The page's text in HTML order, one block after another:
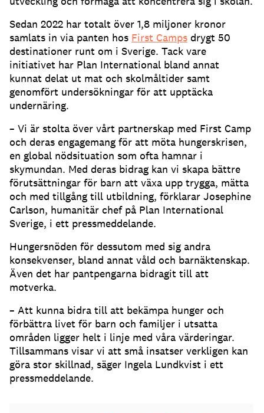
Sedan 2022 har totalt över 1,8 miljoner kronor
samlats in via panten hos First Camps drygt 50
destinationer runt om i Sverige. Tack vare
initiativet har Plan International bland annat
kunnat delat ut mat och skolmåltider samt
genomfört undersökningar för att upptäcka
undernäring.
– Vi är stolta över vårt partnerskap med First Camp
och deras engagemang för att möta hungerskrisen,
en global nödsituation som ofta hamnar i
skymundan. Med deras bidrag kan vi skapa bättre
förutsättningar för barn att växa upp trygga, mätta
och med tillgång till utbildning, förklarar Josephine
Carlson, humanitär chef på Plan International
Sverige, i ett pressmeddelande.
Hungersnöden för dessutom med sig andra
konsekvenser, bland annat våld och barnäktenskap.
Även det har pantpengarna bidragit till att
motverka.
– Att kunna bidra till att bekämpa hunger och
förbättra livet för barn och familjer i utsatta
områden ligger helt i linje med våra värderingar.
Tillsammans visar vi att små insatser verkligen kan
göra stor skillnad, säger Ingela Lundkvist i ett
pressmeddelande.